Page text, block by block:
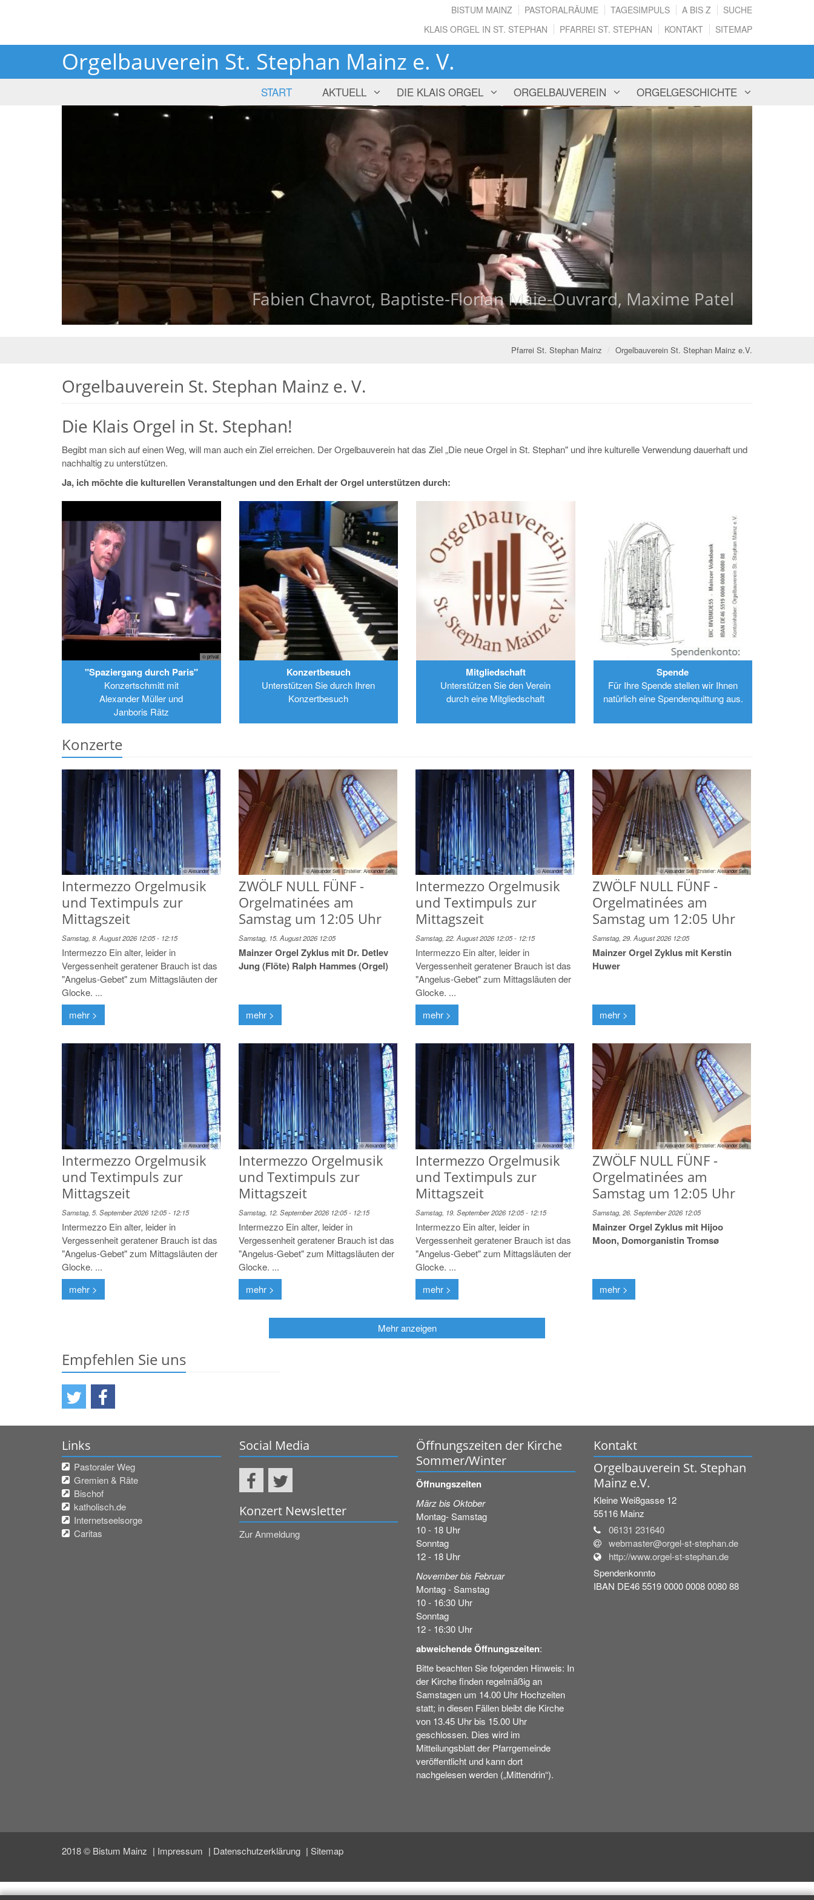
BISTUM MAINZ PASTORALRÄUME TAGESIMPULS A BIS Z
SUCHE
KLAIS ORGEL IN ST. STEPHAN
PFARREI ST. STEPHAN KONTAKT SITEMAP
Orgelbauverein St. Stephan Mainz e. V.
START AKTUELL DIE KLAIS ORGEL ORGELBAUVEREIN ORGELGESCHICHTE
Fabien Chavrot, Baptiste-Florian Maie-Ouvrard, Maxime Patel
Fabien Chavrot, Baptiste-Florian Maie-Ouvrard, Maxime Patel
Pfarrei St. Stephan Mainz Orgelbauverein St. Stephan Mainz e.V.
Orgelbauverein St. Stephan Mainz e. V.
Die Klais Orgel in St. Stephan!
Begibt man sich auf einen Weg, will man auch ein Ziel erreichen. Der Orgelbauverein hat das Ziel „Die neue Orgel in St. Stephan" und ihre kulturelle Verwendung dauerhaft und
nachhaltig zu unterstützen.
Ja, ich möchte die kulturellen Veranstaltungen und den Erhalt der Orgel unterstützen durch:
© privat
"Spaziergang durch Paris"
Konzertschmitt mit
Alexander Müller und
Janboris Rätz
Konzertbesuch
Unterstützen Sie durch Ihren
Konzertbesuch
Mitgliedschaft
Unterstützen Sie den Verein
durch eine Mitgliedschaft
Spende
Für Ihre Spende stellen wir Ihnen
natürlich eine Spendenquittung aus.
Konzerte
© Alexander Sell
Intermezzo Orgelmusik
und Textimpuls zur
Mittagszeit
Samstag, 8. August 2026 12:05 - 12:15
Intermezzo Ein alter, leider in
Vergessenheit geratener Brauch ist das
"Angelus-Gebet" zum Mittagsläuten der
Glocke. ...
mehr >
© Alexander Sell (Ersteller: Alexander Sell)
ZWÖLF NULL FÜNF -
Orgelmatinées am
Samstag um 12:05 Uhr
Samstag, 15. August 2026 12:05
Mainzer Orgel Zyklus mit Dr. Detlev
Jung (Flöte) Ralph Hammes (Orgel)
mehr >
© Alexander Sell
Intermezzo Orgelmusik
und Textimpuls zur
Mittagszeit
Samstag, 22. August 2026 12:05 - 12:15
Intermezzo Ein alter, leider in
Vergessenheit geratener Brauch ist das
"Angelus-Gebet" zum Mittagsläuten der
Glocke. ...
mehr >
© Alexander Sell (Ersteller: Alexander Sell)
ZWÖLF NULL FÜNF -
Orgelmatinées am
Samstag um 12:05 Uhr
Samstag, 29. August 2026 12:05
Mainzer Orgel Zyklus mit Kerstin
Huwer
mehr >
© Alexander Sell
Intermezzo Orgelmusik
und Textimpuls zur
Mittagszeit
Samstag, 5. September 2026 12:05 - 12:15
Intermezzo Ein alter, leider in
Vergessenheit geratener Brauch ist das
"Angelus-Gebet" zum Mittagsläuten der
Glocke. ...
mehr >
© Alexander Sell
Intermezzo Orgelmusik
und Textimpuls zur
Mittagszeit
Samstag, 12. September 2026 12:05 - 12:15
Intermezzo Ein alter, leider in
Vergessenheit geratener Brauch ist das
"Angelus-Gebet" zum Mittagsläuten der
Glocke. ...
mehr >
© Alexander Sell
Intermezzo Orgelmusik
und Textimpuls zur
Mittagszeit
Samstag, 19. September 2026 12:05 - 12:15
Intermezzo Ein alter, leider in
Vergessenheit geratener Brauch ist das
"Angelus-Gebet" zum Mittagsläuten der
Glocke. ...
mehr >
© Alexander Sell (Ersteller: Alexander Sell)
ZWÖLF NULL FÜNF -
Orgelmatinées am
Samstag um 12:05 Uhr
Samstag, 26. September 2026 12:05
Mainzer Orgel Zyklus mit Hijoo
Moon, Domorganistin Tromsø
mehr >
Mehr anzeigen
Empfehlen Sie uns
Links
Pastoraler Weg
Gremien & Räte
Bischof
katholisch.de
Internetseelsorge
Caritas
Social Media
Konzert Newsletter
Zur Anmeldung
Öffnungszeiten der Kirche
Sommer/Winter
Öffnungszeiten
März bis Oktober
Montag- Samstag
10 - 18 Uhr
Sonntag
12 - 18 Uhr
November bis Februar
Montag - Samstag
10 - 16:30 Uhr
Sonntag
12 - 16:30 Uhr
abweichende Öffnungszeiten:
Bitte beachten Sie folgenden Hinweis: In
der Kirche finden regelmäßig an
Samstagen um 14.00 Uhr Hochzeiten
statt; in diesen Fällen bleibt die Kirche
von 13.45 Uhr bis 15.00 Uhr
geschlossen. Dies wird im
Mitteilungsblatt der Pfarrgemeinde
veröffentlicht und kann dort
nachgelesen werden („Mittendrin“).
Kontakt
Orgelbauverein St. Stephan
Mainz e.V.
Kleine Wei8gasse 12
55116 Mainz
06131 231640
webmaster@orgel-st-stephan.de
http://www.orgel-st-stephan.de
Spendenkonnto
IBAN DE46 5519 0000 0008 0080 88
2018 © Bistum Mainz Impressum Datenschutzerklärung Sitemap